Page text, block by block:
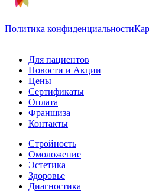
Политика конфиденциальности
Для пациентов
Новости и Акции
Цены
Сертификаты
Оплата
Франшиза
Контакты
Стройность
Омоложение
Эстетика
Здоровье
Диагностика